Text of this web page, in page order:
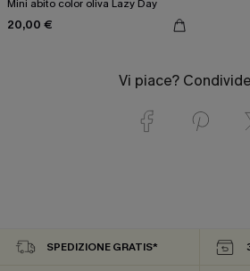
Mini abito color oliva Lazy Day
20,00 €
Vi piace?
SPEDIZIONE GRATIS*